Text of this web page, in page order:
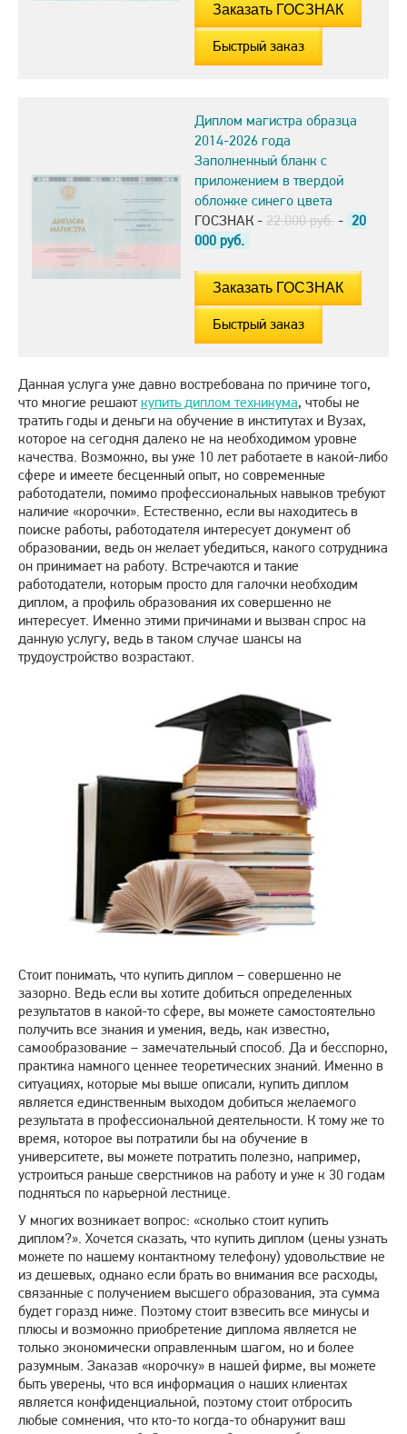
Быстрый заказ
Диплом магистра образца
2014-2026 года
Заполненный бланк с
приложением в твердой
обложке синего цвета
ГОСЗНАК - 22.000 руб. - 20
000 руб.
Быстрый заказ
Данная услуга уже давно востребована по причине того,
что многие решаюткупить диплом техникума, чтобы не
тратить годы и деньги на обучение в институтах и Вузах,
которое на сегодня далеко не на необходимом уровне
качества. Возможно, вы уже 10 лет работаете в какой-либо
сфере и имеете бесценный опыт, но современные
работодатели, помимо профессиональных навыков требуют
наличие «корочки». Естественно, если вы находитесь в
поиске работы, работодателя интересует документ об
образовании, ведь он желает убедиться, какого сотрудника
он принимает на работу. Встречаются и такие
работодатели, которым просто для галочки необходим
диплом, а профиль образования их совершенно не
интересует. Именно этими причинами и вызван спрос на
данную услугу, ведь в таком случае шансы на
трудоустройство возрастают.
Стоит понимать, что купить диплом – совершенно не
зазорно. Ведь если вы хотите добиться определенных
результатов в какой-то сфере, вы можете самостоятельно
получить все знания и умения, ведь, как известно,
самообразование – замечательный способ. Да и бесспорно,
практика намного ценнее теоретических знаний. Именно в
ситуациях, которые мы выше описали, купить диплом
является единственным выходом добиться желаемого
результата в профессиональной деятельности. К тому же то
время, которое вы потратили бы на обучение в
университете, вы можете потратить полезно, например,
устроиться раньше сверстников на работу и уже к 30 годам
подняться по карьерной лестнице.
У многих возникает вопрос: «сколько стоит купить
диплом?». Хочется сказать, что купить диплом (цены узнать
можете по нашему контактному телефону) удовольствие не
из дешевых, однако если брать во внимания все расходы,
связанные с получением высшего образования, эта сумма
будет горазд ниже. Поэтому стоит взвесить все минусы и
плюсы и возможно приобретение диплома является не
только экономически оправленным шагом, но и более
разумным. Заказав «корочку» в нашей фирме, вы можете
быть уверены, что вся информация о наших клиентах
является конфиденциальной, поэтому стоит отбросить
любые сомнения, что кто-то когда-то обнаружит ваш